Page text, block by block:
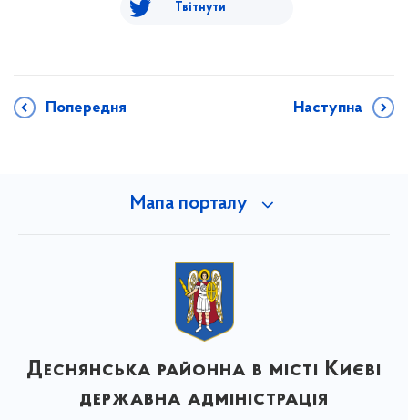
Твітнути
Попередня Наступна
Мапа порталу
Деснянська районна в місті Києві
державна адміністрація